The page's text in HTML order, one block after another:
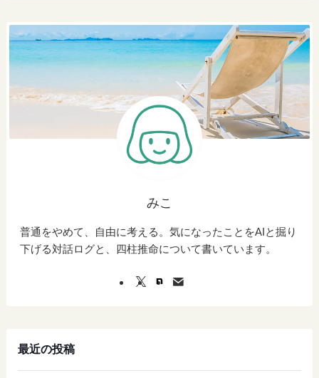
みこ
普通をやめて、自由に考える。気になったことをAIと掘り
下げる対話ログと、四柱推命について書いています。
最近の投稿